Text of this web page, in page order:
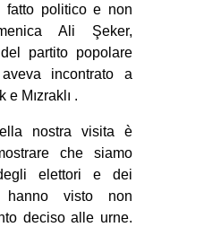
fatto politico e non
Ali Şeker,
partito popolare
incontrato a
e Mızraklı .
nostra visita è
che siamo
elettori e dei
visto non
deciso alle urne.